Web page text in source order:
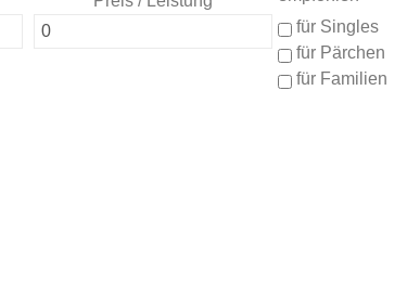
für Singles
für Pärchen
für Familien